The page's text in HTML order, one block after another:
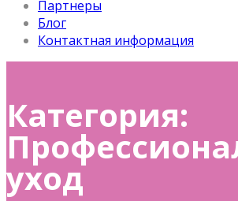
Партнеры
Блог
Контактная информация
Категория:
уход